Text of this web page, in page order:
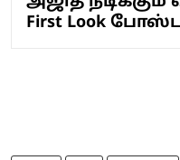
First Look